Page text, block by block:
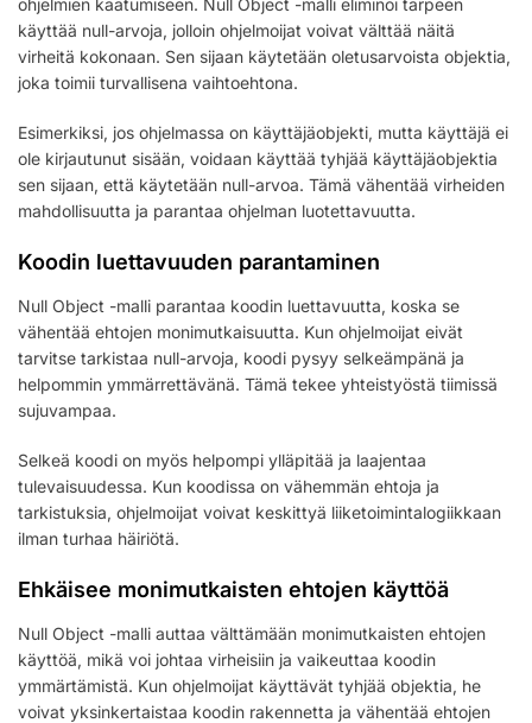
ohjelmien kaatumiseen. Null Object -malli eliminoi tarpeen
käyttää null-arvoja, jolloin ohjelmoijat voivat välttää näitä
virheitä kokonaan. Sen sijaan käytetään oletusarvoista objektia,
joka toimii turvallisena vaihtoehtona.
Esimerkiksi, jos ohjelmassa on käyttäjäobjekti, mutta käyttäjä ei
ole kirjautunut sisään, voidaan käyttää tyhjää käyttäjäobjektia
sen sijaan, että käytetään null-arvoa. Tämä vähentää virheiden
mahdollisuutta ja parantaa ohjelman luotettavuutta.
Koodin luettavuuden parantaminen
Null Object -malli parantaa koodin luettavuutta, koska se
vähentää ehtojen monimutkaisuutta. Kun ohjelmoijat eivät
tarvitse tarkistaa null-arvoja, koodi pysyy selkeämpänä ja
helpommin ymmärrettävänä. Tämä tekee yhteistyöstä tiimissä
sujuvampaa.
Selkeä koodi on myös helpompi ylläpitää ja laajentaa
tulevaisuudessa. Kun koodissa on vähemmän ehtoja ja
tarkistuksia, ohjelmoijat voivat keskittyä liiketoimintalogiikkaan
ilman turhaa häiriötä.
Ehkäisee monimutkaisten ehtojen käyttöä
Null Object -malli auttaa välttämään monimutkaisten ehtojen
käyttöä, mikä voi johtaa virheisiin ja vaikeuttaa koodin
ymmärtämistä. Kun ohjelmoijat käyttävät tyhjää objektia, he
voivat yksinkertaistaa koodin rakennetta ja vähentää ehtojen